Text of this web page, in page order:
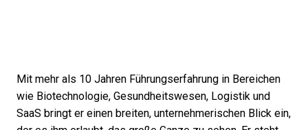
Mit mehr als 10 Jahren Führungserfahrung in Bereichen
wie Biotechnologie, Gesundheitswesen, Logistik und
SaaS bringt er einen breiten, unternehmerischen Blick ein,